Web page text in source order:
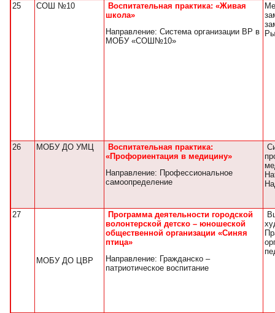
25 СОШ №10
Воспитательная практика: «Живая
школа»
Направление: Система организации ВР в
МОБУ «СОШ№10»
26 МОБУ ДО УМЦ
Воспитательная практика:
«Профориентация в медицину»
Направление: Профессиональное
самоопределение
27
МОБУ ДО ЦВР
Программа деятельности городской
волонтерской детско – юношеской
общественной организации «Синяя
птица»
Направление: Гражданско –
патриотическое воспитание